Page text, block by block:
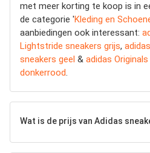
met meer korting te koop is in
de categorie 'Kleding en
aanbiedingen ook interessant:
Lightstride sneakers grijs,
sneakers geel & adidas
donkerrood.
Wat is de prijs van Adidas